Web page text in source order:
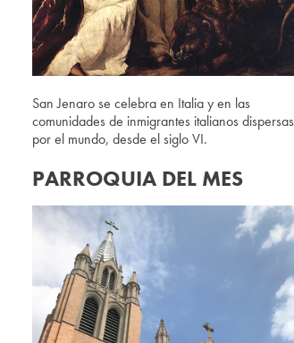
San Jenaro se celebra en Italia y en las
comunidades de inmigrantes italianos dispersas
por el mundo, desde el siglo VI.
PARROQUIA DEL MES